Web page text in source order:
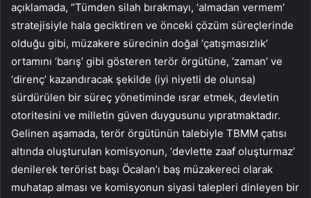
açıklamada, “Tümden silah bırakmayı, ‘almadan vermem’
stratejisiyle hala geciktiren ve önceki çözüm süreçlerinde
olduğu gibi, müzakere sürecinin doğal ‘çatışmasızlık’
ortamını ‘barış’ gibi gösteren terör örgütüne, ‘zaman’ ve
‘direnç’ kazandıracak şekilde (iyi niyetli de olunsa)
sürdürülen bir süreç yönetiminde ısrar etmek, devletin
otoritesini ve milletin güven duygusunu yıpratmaktadır.
Gelinen aşamada, terör örgütünün talebiyle TBMM çatısı
altında oluşturulan komisyonun, ‘devlette zaaf oluşturmaz’
denilerek terörist başı Öcalan’ı baş müzakereci olarak
muhatap alması ve komisyonun siyasi talepleri dinleyen bir